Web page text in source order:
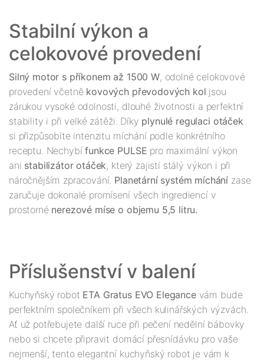
Stabilní výkon a
celokovové provedení
Silný motor s příkonem až 1500 W, odolné celokovové
provedení včetně kovových převodových kol jsou
zárukou vysoké odolnosti, dlouhé životnosti a perfektní
stability i při velké zátěži. Díky plynulé regulaci otáček
si přizpůsobíte intenzitu míchání podle konkrétního
receptu. Nechybí funkce PULSE pro maximální výkon
ani stabilizátor otáček, který zajistí stálý výkon i při
náročnějším zpracování. Planetární systém míchání zase
zaručuje dokonalé promísení všech ingrediencí v
prostorné nerezové míse o objemu 5,5 litru.
Kuchyňský robot ETA Gratus EVO Elegance vám bude
perfektním společníkem při všech kulinářských výzvách.
Ať už potřebujete další ruce při pečení nedělní bábovky
nebo si chcete připravit domácí přesnídávku pro vaše
nejmenší, tento elegantní kuchyňský robot je vám k